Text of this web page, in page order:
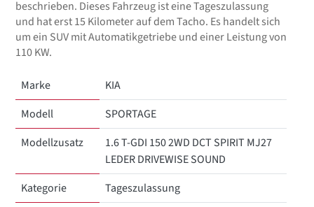
beschrieben. Dieses Fahrzeug ist eine Tageszulassung
und hat erst 15 Kilometer auf dem Tacho. Es handelt sich
um ein SUV mit Automatikgetriebe und einer Leistung von
110 KW.
Marke
KIA
Modell
SPORTAGE
Modellzusatz
1.6 T-GDI 150 2WD DCT SPIRIT MJ27
LEDER DRIVEWISE SOUND
Kategorie
Tageszulassung